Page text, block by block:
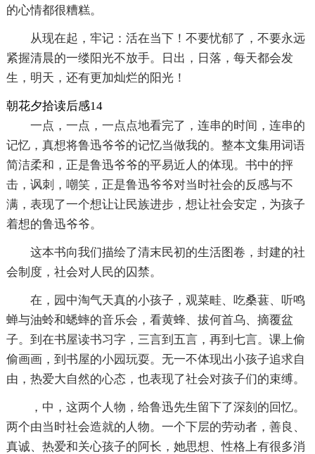
的心情都很糟糕。
从现在起，牢记：活在当下！不要忧郁了，不要永远
紧握清晨的一缕阳光不放手。日出，日落，每天都会发
生，明天，还有更加灿烂的阳光！
朝花夕拾读后感14
一点，一点，一点点地看完了，连串的时间，连串的
记忆，真想将鲁迅爷爷的记忆当做我的。整本文集用词语
简洁柔和，正是鲁迅爷爷的平易近人的体现。书中的抨
击，讽刺，嘲笑，正是鲁迅爷爷对当时社会的反感与不
满，表现了一个想让让民族进步，想让社会安定，为孩子
着想的鲁迅爷爷。
这本书向我们描绘了清末民初的生活图卷，封建的社
会制度，社会对人民的囚禁。
在，园中淘气天真的小孩子，观菜畦、吃桑葚、听鸣
蝉与油蛉和蟋蟀的音乐会，看黄蜂、拔何首乌、摘覆盆
子。到在书屋读书习字，三言到五言，再到七言。课上偷
偷画画，到书屋的小园玩耍。无一不体现出小孩子追求自
由，热爱大自然的心态，也表现了社会对孩子们的束缚。
，中，这两个人物，给鲁迅先生留下了深刻的回忆。
两个由当时社会造就的人物。一个下层的劳动者，善良、
真诚、热爱和关心孩子的阿长，她思想、性格上有很多消